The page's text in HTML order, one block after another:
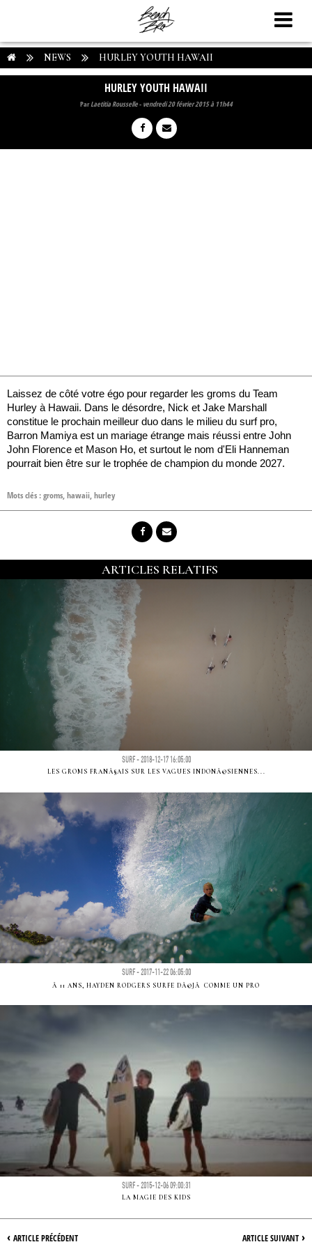
NEWS HURLEY YOUTH HAWAII
HURLEY YOUTH HAWAII
ParLaetitia Rousselle- vendredi 20 février 2015 à 11h44
Laissez de côté votre égo pour regarder les groms du Team
Hurley à Hawaii. Dans le désordre, Nick et Jake Marshall
constitue le prochain meilleur duo dans le milieu du surf pro,
Barron Mamiya est un mariage étrange mais réussi entre John
John Florence et Mason Ho, et surtout le nom d'Eli Hanneman
pourrait bien être sur le trophée de champion du monde 2027.
Mots clés :groms,hawaii,hurley
ARTICLES RELATIFS
SURF - 2018-12-17 16:05:00
LES GROMS FRANÃ§AIS SUR LES VAGUES INDONÃ©SIENNES...
SURF - 2017-11-22 06:05:00
Ã 11 ANS, HAYDEN RODGERS SURFE DÃ©JÃ COMME UN PRO
SURF - 2015-12-06 09:00:31
LA MAGIE DES KIDS
ARTICLE SUIVANT ›
‹ ARTICLE PRÉCÉDENT